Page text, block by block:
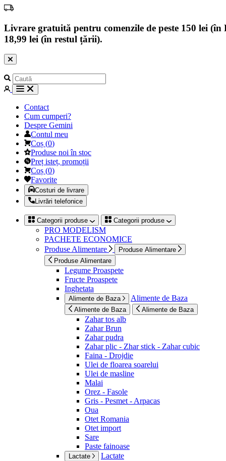
Livrare gratuită pentru comenzile de peste 150 lei
18,99 lei (în restul țării).
Contact
Cum cumperi?
Despre Gemini
Contul meu
Coș (0)
Produse noi în stoc
Preț isteț, promoții
Coș (0)
Favorite
Costuri de livrare
Livrări telefonice
Categorii produse Categorii produse
PRO MODELISM
PACHETE ECONOMICE
Produse Alimentare
Produse Alimentare
Produse Alimentare
Legume Proaspete
Fructe Proaspete
Inghetata
Alimente de Baza Alimente de Baza
Alimente de Baza Alimente de Baza
Zahar tos alb
Zahar Brun
Zahar pudra
Zahar plic - Zhar stick - Zahar cubic
Faina - Drojdie
Ulei de floarea soarelui
Ulei de masline
Malai
Orez - Fasole
Gris - Pesmet - Arpacas
Oua
Otet Romania
Otet import
Sare
Paste fainoase
Lactate Lactate